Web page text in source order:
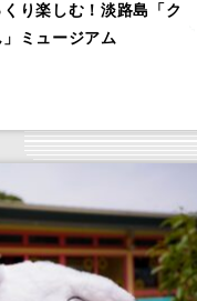
り楽しむ！淡路島「ク
ミュージアム